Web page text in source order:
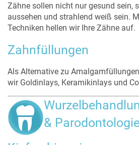
Zähne sollen nicht nur gesund sein,
aussehen und strahlend weiß sein.
Techniken hellen wir Ihre Zähne auf.
Zahnfüllungen
Als Alternative zu
wir Goldinlays, Keramikinlays und
&